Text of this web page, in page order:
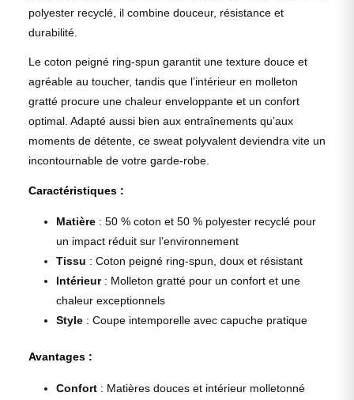
polyester recyclé, il combine douceur, résistance et
durabilité.
Le coton peigné ring-spun garantit une texture douce et
agréable au toucher, tandis que l’intérieur en molleton
gratté procure une chaleur enveloppante et un confort
optimal. Adapté aussi bien aux entraînements qu’aux
moments de détente, ce sweat polyvalent deviendra vite un
incontournable de votre garde-robe.
Caractéristiques :
Matière : 50 % coton et 50 % polyester recyclé pour
un impact réduit sur l’environnement
Tissu : Coton peigné ring-spun, doux et résistant
Intérieur: Molleton gratté pour un confort et une
chaleur exceptionnels
Style : Coupe intemporelle avec capuche pratique
Avantages :
Confort : Matières douces et intérieur molletonné